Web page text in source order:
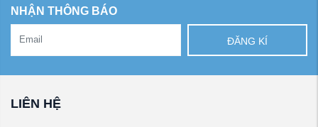
NHẬN THÔNG BÁO
ĐĂNG KÍ
LIÊN HỆ